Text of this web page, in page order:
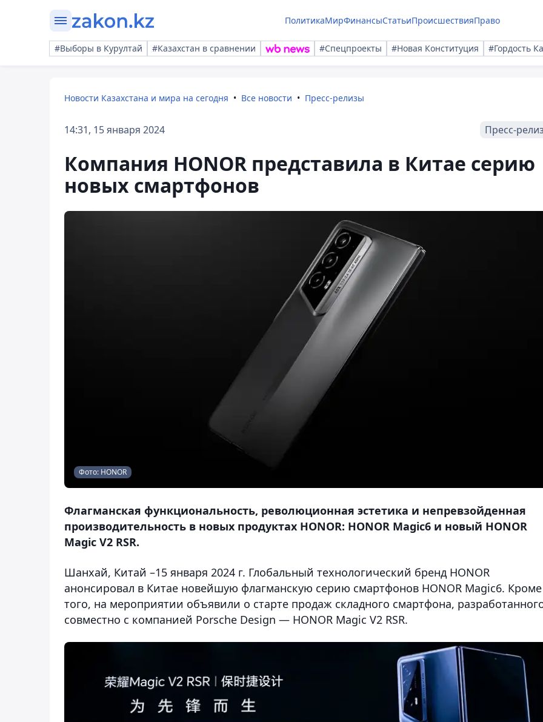
ПолитикаМирФинансыСтатьиПроисшествияПраво
#Выборы в Курултай #Казахстан в сравнении #Спецпроекты #Новая Конституция #Гордость
Новости Казахстана и мира на сегодня Все новости Пресс-релизы
14:31, 15 января 2024 Пресс-
Компания HONOR представила в Китае серию
новых смартфонов
Фото: HONOR
Флагманская функциональность, революционная эстетика и непревзойденная
производительность в новых продуктах HONOR: HONOR Magic6 и новый HONOR
Magic V2 RSR.
Шанхай, Китай –15 января 2024 г. Глобальный технологический бренд HONOR
анонсировал в Китае новейшую флагманскую серию смартфонов HONOR Magic6. Кроме
того, на мероприятии объявили о старте продаж складного смартфона,
совместно с компанией Porsche Design — HONOR Magic V2 RSR.